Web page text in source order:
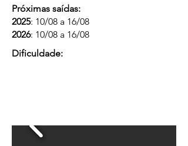
Próximas saídas:
2025: 10/08 a 16/08
2026: 10/08 a 16/08
Dificuldade: